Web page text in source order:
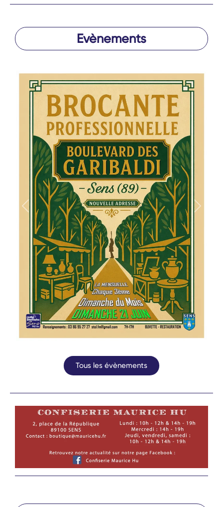
Evènements
Précédent
Tous les évènements